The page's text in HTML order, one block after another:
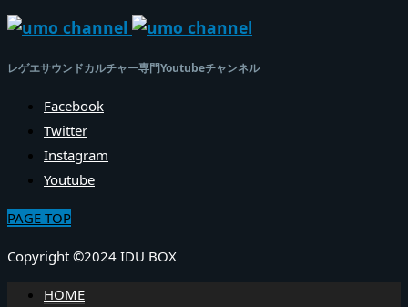
レゲエサウンドカルチャー専門Youtubeチャンネル
Facebook
Twitter
Instagram
Youtube
PAGE TOP
Copyright ©2024 IDU BOX
HOME